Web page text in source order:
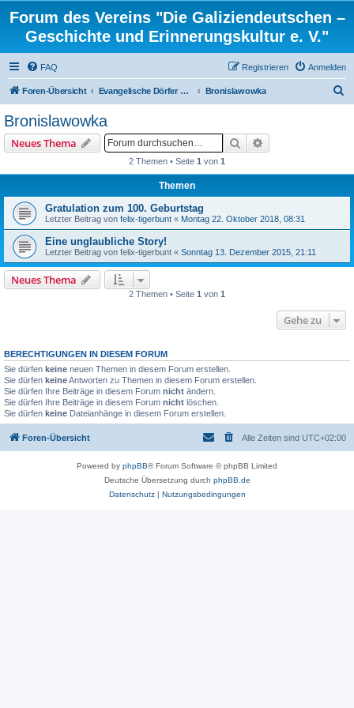
Forum des Vereins "Die Galiziendeutschen –
Geschichte und Erinnerungskultur e. V."
FAQ Anmelden
Registrieren
Foren-Übersicht Evangelische Dörfer und ortsbezogene Familienforschung Bronislawowka
Bronislawowka
Neues Thema Suche
2 Themen • Seite 1 von 1
Themen
Gratulation zum 100. Geburtstag
Letzter Beitrag von felix-tigerbunt « Montag 22. Oktober 2018, 08:31
Eine unglaubliche Story!
Letzter Beitrag von felix-tigerbunt « Sonntag 13. Dezember 2015, 21:11
Neues Thema
2 Themen • Seite 1 von 1
Gehe zu
BERECHTIGUNGEN IN DIESEM FORUM
Sie dürfen keine neuen Themen in diesem Forum erstellen.
Sie dürfen keineAntworten zu Themen in diesem Forum erstellen.
Sie dürfen Ihre Beiträge in diesem Forum nicht ändern.
Sie dürfen Ihre Beiträge in diesem Forum nicht löschen.
Sie dürfen keine Dateianhänge in diesem Forum erstellen.
Foren-Übersicht Alle Zeiten sind UTC+02:00
Powered by phpBB® Forum Software © phpBB Limited
Deutsche Übersetzung durch phpBB.de
Datenschutz| Nutzungsbedingungen